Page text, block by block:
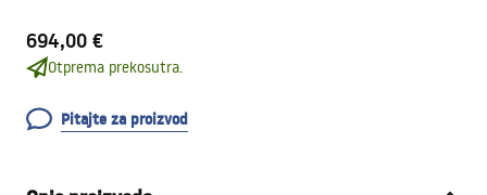
694,00 €
Otprema prekosutra.
Pitajte za proizvod